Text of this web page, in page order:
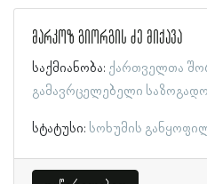
მარკოზ გიორგის ძე მიქავა
საქმიანობა: ქართველთა
გამავრცელებელი
სტატუსი: სოხუმის